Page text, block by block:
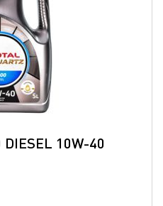
DIESEL 10W-40